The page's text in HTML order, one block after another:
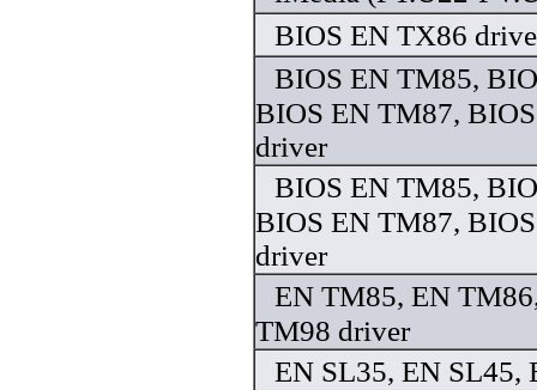
BIOS EN TX86
BIOS EN TM85,
BIOS EN TM87,
driver
BIOS EN TM85,
BIOS EN TM87,
driver
EN TM85, EN
TM98 driver
EN SL35, EN SL45,